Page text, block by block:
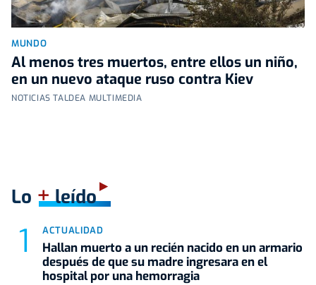
MUNDO
Al menos tres muertos, entre ellos un niño,
en un nuevo ataque ruso contra Kiev
NOTICIAS TALDEA MULTIMEDIA
Lo +leído
ACTUALIDAD
Hallan muerto a un recién nacido en un armario
después de que su madre ingresara en el
hospital por una hemorragia